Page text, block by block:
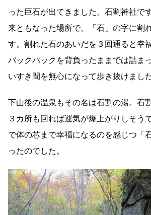
った巨石が出てきました。石割神社で
来ともなった場所で、「石」の字に割
す。割れた石のあいだを３回通ると幸
バックパックを背負ったままでは詰ま
いすき間を無心になって歩き抜けました
下山後の温泉もその名は石割の湯。石
３カ所も回れば運気が爆上がりしそう
で体の芯まで幸福になるのを感じつ「
ったのでした。